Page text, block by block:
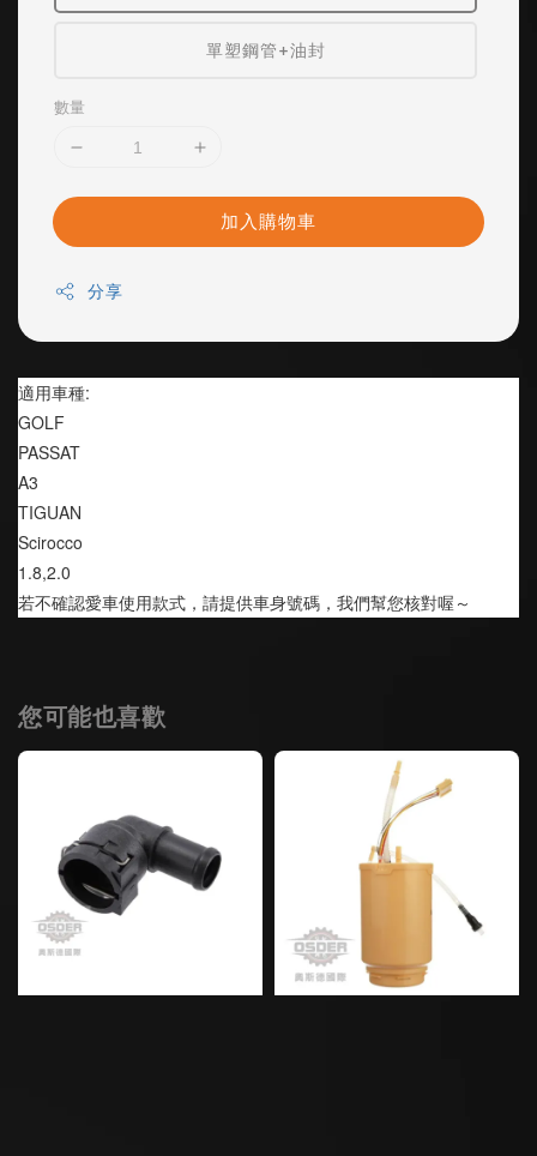
單塑鋼管+油封
數量
加入購物車
分享
適用車種:
GOLF
PASSAT
A3
TIGUAN
Scirocco
1.8,2.0
若不確認愛車使用款式，請提供車身號碼，我們幫您核對喔～
您可能也喜歡